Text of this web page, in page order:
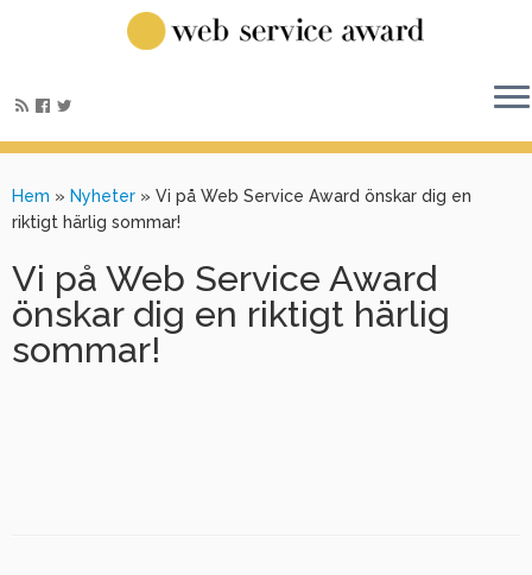
Hem » Nyheter » Vi på Web Service Award önskar dig en
riktigt härlig sommar!
Vi på Web Service Award
önskar dig en riktigt härlig
sommar!